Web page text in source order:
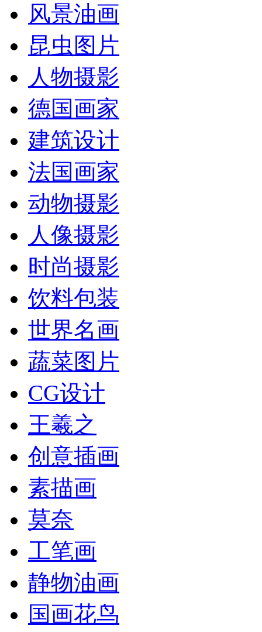
风景油画
昆虫图片
人物摄影
德国画家
建筑设计
法国画家
动物摄影
人像摄影
时尚摄影
饮料包装
世界名画
蔬菜图片
CG设计
王羲之
创意插画
素描画
莫奈
工笔画
静物油画
国画花鸟